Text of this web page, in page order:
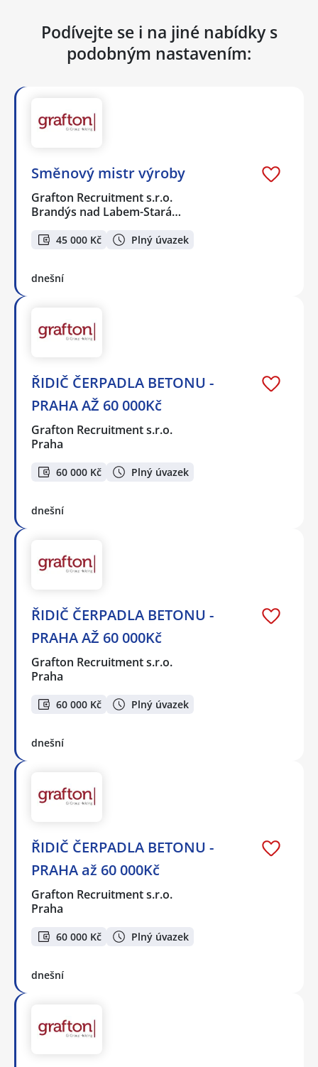
Podívejte se i na jiné nabídky s
podobným nastavením:
Směnový mistr výroby
Grafton Recruitment s.r.o.
Brandýs nad Labem-Stará…
45 000 Kč Plný úvazek
dnešní
ŘIDIČ ČERPADLA BETONU -
PRAHA AŽ 60 000Kč
Grafton Recruitment s.r.o.
Praha
60 000 Kč Plný úvazek
dnešní
ŘIDIČ ČERPADLA BETONU -
PRAHA AŽ 60 000Kč
Grafton Recruitment s.r.o.
Praha
60 000 Kč Plný úvazek
dnešní
ŘIDIČ ČERPADLA BETONU -
PRAHA až 60 000Kč
Grafton Recruitment s.r.o.
Praha
60 000 Kč Plný úvazek
dnešní